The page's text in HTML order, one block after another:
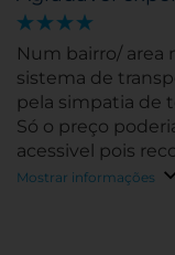
Num bairro/ area
sistema de transportes
pela simpatia de
Só o preço
acessivel pois
Mostrar informações